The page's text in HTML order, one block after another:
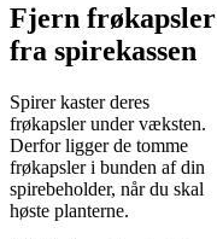
Fjern frøkapsler
fra spirekassen
Spirer kaster deres
frøkapsler under væksten.
Derfor ligger de tomme
frøkapsler i bunden af din
spirebeholder, når du skal
høste planterne.